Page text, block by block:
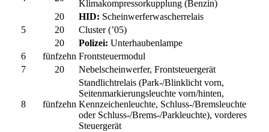
Klimakompressorkupplung (Benzin)
5
20 HID: Scheinwerferwascherrelais
20
Cluster (’05)
20
Polizei: Unterhaubenlampe
6
fünfzehn Frontsteuermodul
7
20 Nebelscheinwerfer, Frontsteuergerät
8 fünfzehn
Standlichtrelais (Park-/Blinklicht vorn,
Seitenmarkierungsleuchte vorn/hinten,
Kennzeichenleuchte, Schluss-/Bremsleuchte
oder Schluss-/Brems-/Parkleuchte), vorderes
Steuergerät